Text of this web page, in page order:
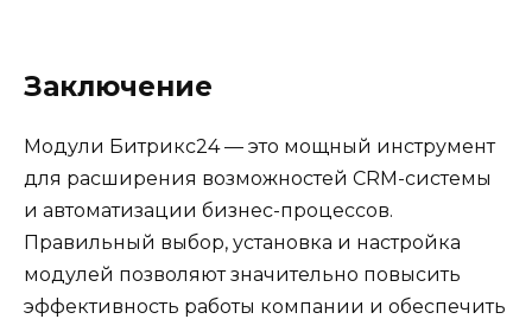
Заключение
Модули Битрикс24 — это мощный инструмент
для расширения возможностей CRM-системы
и автоматизации бизнес-процессов.
Правильный выбор, установка и настройка
модулей позволяют значительно повысить
эффективность работы компании и обеспечить